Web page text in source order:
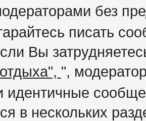
без
писать
Вы
",
идентичные
в нескольких